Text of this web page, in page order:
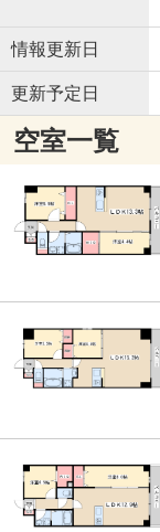
情報更新日
更新予定日
空室一覧